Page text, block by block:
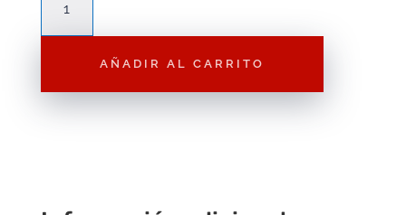
Casa/Garaje
Toretto
cantidad
AÑADIR AL CARRITO